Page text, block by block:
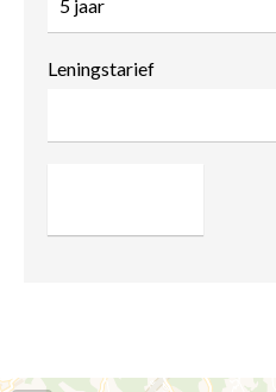
Leningstarief